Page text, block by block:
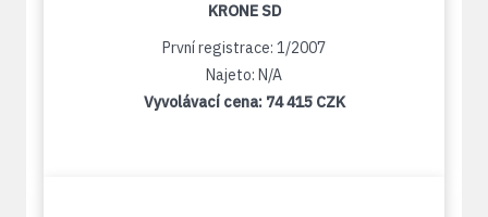
KRONE SD
První registrace: 1/2007
Najeto: N/A
Vyvolávací cena: 74 415 CZK